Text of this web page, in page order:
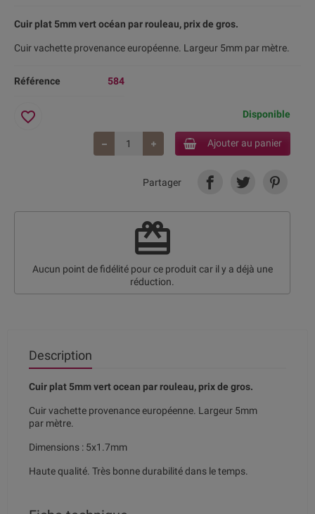
Cuir plat 5mm vert océan par rouleau, prix de gros.
Cuir vachette provenance européenne. Largeur 5mm par mètre.
Référence 584
Disponible
Ajouter au panier
favorite_border
Partager
redeem
Aucun point de fidélité pour ce produit car il y a déjà une
réduction.
Description
Cuir plat 5mm vert ocean par rouleau, prix de gros.
Cuir vachette provenance européenne. Largeur 5mm
par mètre.
Dimensions : 5x1.7mm
Haute qualité. Très bonne durabilité dans le temps.